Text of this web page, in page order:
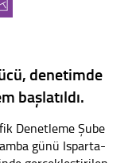
denetimde
başlatıldı.
Denetleme Şube
günü Isparta-